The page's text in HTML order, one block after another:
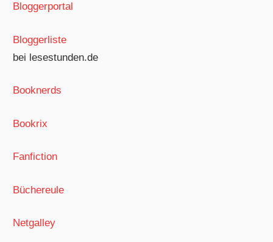
Bloggerportal
Bloggerliste
bei lesestunden.de
Booknerds
Bookrix
Fanfiction
Büchereule
Netgalley